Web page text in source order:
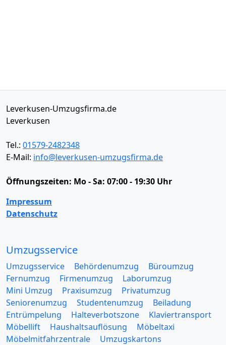
Leverkusen-Umzugsfirma.de
Leverkusen
Tel.: 01579-2482348
E-Mail: info@leverkusen-umzugsfirma.de
Öffnungszeiten: Mo - Sa: 07:00 - 19:30 Uhr
Impressum
Datenschutz
Umzugsservice
Umzugsservice Behördenumzug
Büroumzug
Fernumzug
Firmenumzug
Laborumzug
Mini Umzug
Praxisumzug
Privatumzug
Seniorenumzug
Studentenumzug
Beiladung
Entrümpelung
Halteverbotszone
Klaviertransport
Möbellift
Haushaltsauflösung
Möbeltaxi
Möbelmitfahrzentrale
Umzugskartons